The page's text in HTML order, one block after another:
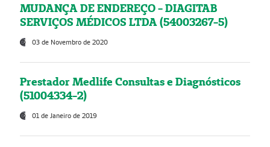
MUDANÇA DE ENDEREÇO - DIAGITAB
SERVIÇOS MÉDICOS LTDA (54003267-5)
03 de Novembro de 2020
Prestador Medlife Consultas e Diagnósticos
(51004334-2)
01 de Janeiro de 2019